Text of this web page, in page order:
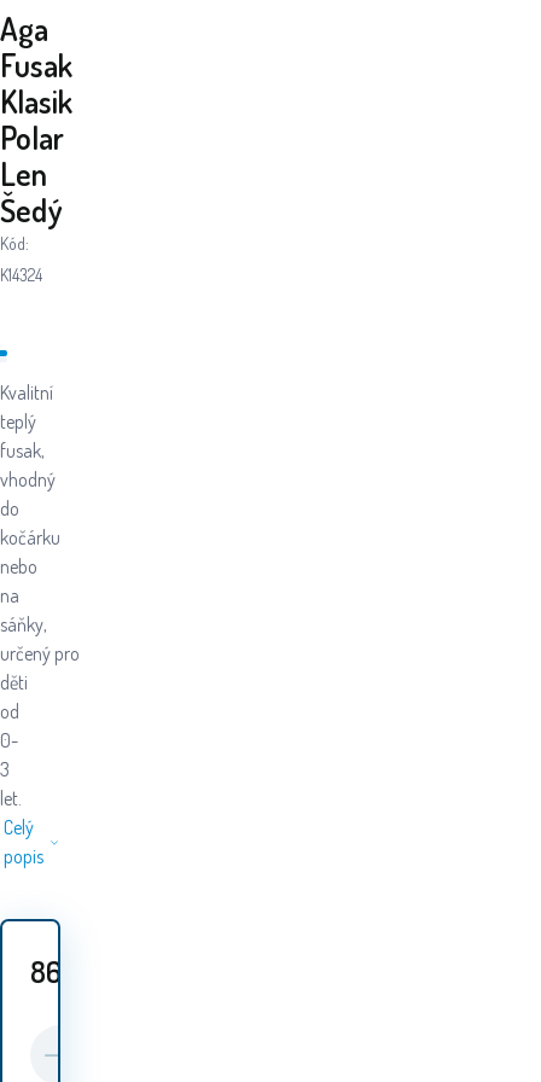
Aga
Fusak
Klasik
Polar
Len
Šedý
Kód:
K14324
Kvalitní
teplý
fusak,
vhodný
do
kočárku
nebo
na
sáňky,
určený pro
děti
od
0-
3
let.
Celý
popis
869